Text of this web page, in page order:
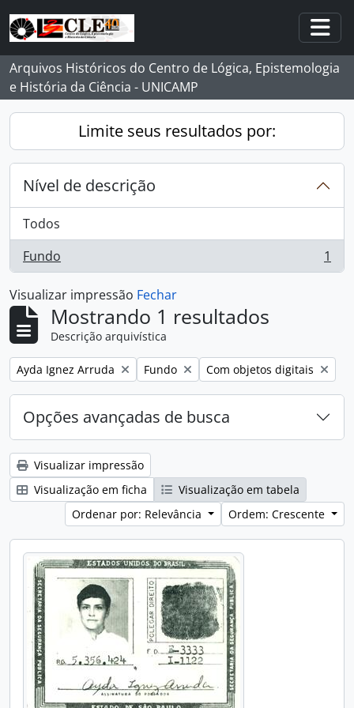
Skip to main content
Arquivos Históricos do Centro de Lógica, Epistemologia
e História da Ciência - UNICAMP
Limite seus resultados por:
Nível de descrição
Todos
Fundo
, 1 resultados 1
Visualizar impressão Fechar
Mostrando 1 resultados
Descrição arquivística
Remover filtro:
Ayda Ignez Arruda Remover filtro:
Fundo Remover filtro:
Com objetos digitais
Opções avançadas de busca
Visualizar impressão
Visualização em ficha
Visualização em tabela
Ordenar por: Relevância
Ordem: Crescente